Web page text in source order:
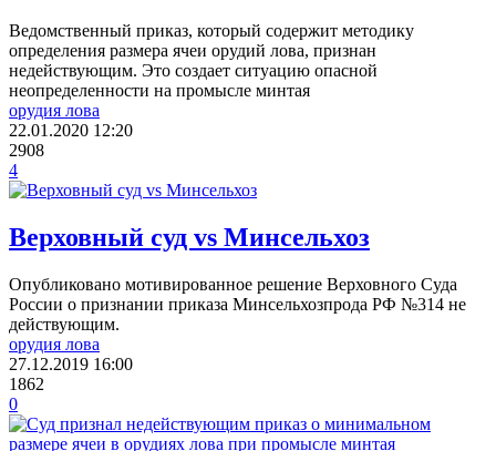
Ведомственный приказ, который содержит методику
определения размера ячеи орудий лова, признан
недействующим. Это создает ситуацию опасной
неопределенности на промысле минтая
орудия лова
22.01.2020 12:20
2908
4
Верховный суд vs Минсельхоз
Опубликовано мотивированное решение Верховного Суда
России о признании приказа Минсельхозпрода РФ №314 не
действующим.
орудия лова
27.12.2019 16:00
1862
0